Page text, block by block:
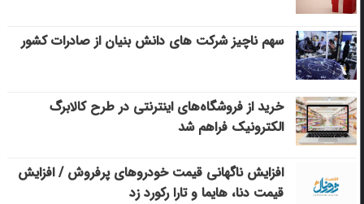
سهم ناچیز شرکت های دانش بنیان از صادرات کشور
خرید از فروشگاه‌های اینترنتی در طرح کالابرگ
الکترونیک فراهم شد
افزایش ناگهانی قیمت خودروهای پرفروش / افزایش
قیمت دنا، هایما و تارا رکورد زد